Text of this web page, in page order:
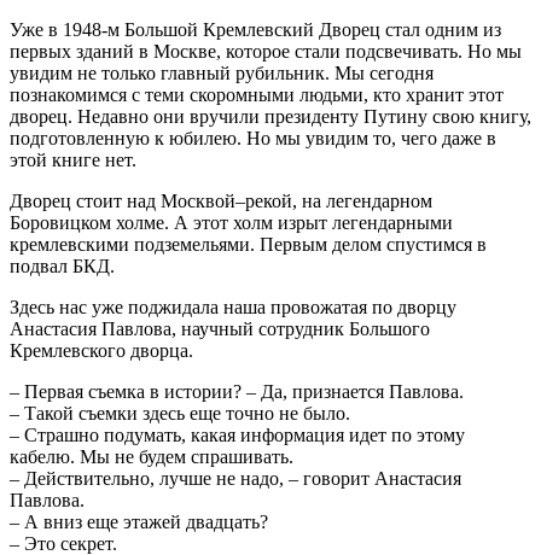
Уже в 1948-м Большой Кремлевский Дворец стал одним из
первых зданий в Москве, которое стали подсвечивать. Но мы
увидим не только главный рубильник. Мы сегодня
познакомимся с теми скоромными людьми, кто хранит этот
дворец. Недавно они вручили президенту Путину свою книгу,
подготовленную к юбилею. Но мы увидим то, чего даже в
этой книге нет.
Дворец стоит над Москвой–рекой, на легендарном
Боровицком холме. А этот холм изрыт легендарными
кремлевскими подземельями. Первым делом спустимся в
подвал БКД.
Здесь нас уже поджидала наша провожатая по дворцу
Анастасия Павлова, научный сотрудник Большого
Кремлевского дворца.
– Первая съемка в истории? – Да, признается Павлова.
– Такой съемки здесь еще точно не было.
– Страшно подумать, какая информация идет по этому
кабелю. Мы не будем спрашивать.
– Действительно, лучше не надо, – говорит Анастасия
Павлова.
– А вниз еще этажей двадцать?
– Это секрет.